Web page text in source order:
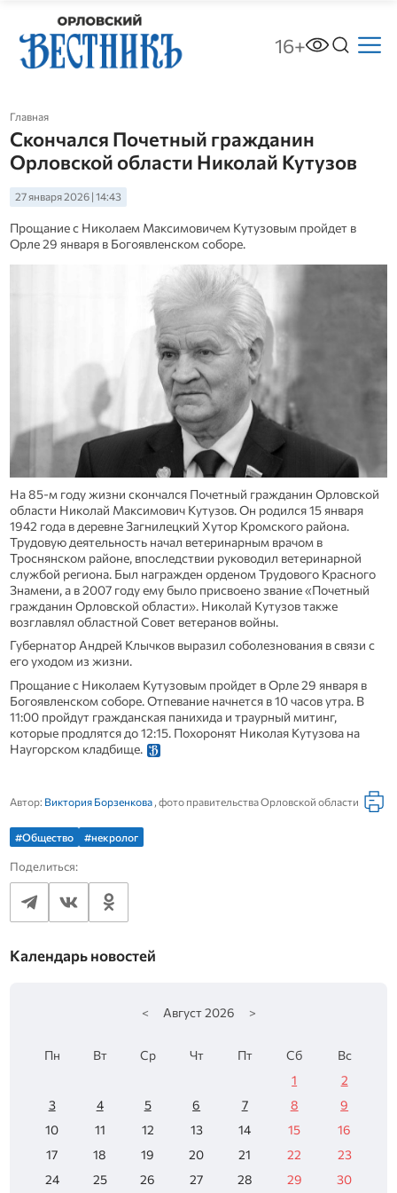
16+
Главная
Скончался Почетный гражданин
Орловской области Николай Кутузов
27 января 2026 | 14:43
Прощание с Николаем Максимовичем Кутузовым пройдет в
Орле 29 января в Богоявленском соборе.
На 85-м году жизни скончался Почетный гражданин Орловской
области Николай Максимович Кутузов. Он родился 15 января
1942 года в деревне Загнилецкий Хутор Кромского района.
Трудовую деятельность начал ветеринарным врачом в
Троснянском районе, впоследствии руководил ветеринарной
службой региона. Был награжден орденом Трудового Красного
Знамени, а в 2007 году ему было присвоено звание «Почетный
гражданин Орловской области». Николай Кутузов также
возглавлял областной Совет ветеранов войны.
Губернатор Андрей Клычков выразил соболезнования в связи с
его уходом из жизни.
Прощание с Николаем Кутузовым пройдет в Орле 29 января в
Богоявленском соборе. Отпевание начнется в 10 часов утра. В
11:00 пройдут гражданская панихида и траурный митинг,
которые продлятся до 12:15. Похоронят Николая Кутузова на
Наугорском кладбище.
Автор: Виктория Борзенкова, фото правительства Орловской области
#Общество #некролог
Поделиться:
Календарь новостей
< Август 2026 >
Пн Вт Ср Чт Пт Сб
Вс
1
2
3
4 5 6 7 8
9
10
11 12 13 14 15
16
17
18 19 20 21 22
23
24
25 26 27 28 29 30